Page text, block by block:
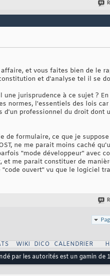
et vous faites bien de le
et d'analyse tel il se
une jurisprudence à ce sujet ?
normes, l'essentiels des lois
d'un professionnel du droit dont
formulaire, ce que je suppose
ne me parait moins caché
"mode développeur" avec
me parait constituer de
ouvert" vu que le logiciel
WIKI DICO CALENDRIER
par les autorités est un gamin de